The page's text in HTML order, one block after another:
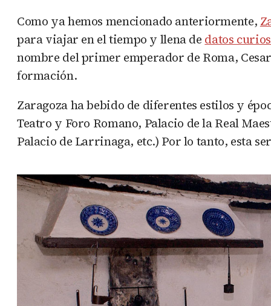
Como ya hemos mencionado anteriormente,
para viajar en el tiempo y llena de datos
nombre del primer emperador de Roma,
formación.
Zaragoza ha bebido de diferentes estilos y
Teatro y Foro Romano, Palacio de la Real
Palacio de Larrinaga, etc.) Por lo tanto, esta